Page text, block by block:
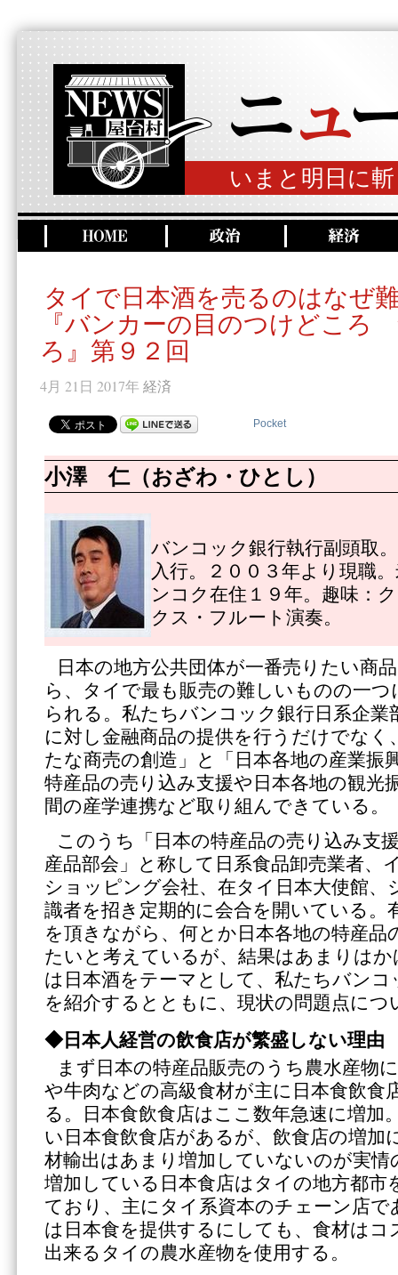
いまと明日に
タイで日本酒を売るのはなぜ
『バンカーの目のつけどころ
ろ』第９２回
4月 21日 2017年 経済
Pocket
小澤 仁（おざわ・ひとし）
バンコック銀行執行副頭取
入行。２００３年より現職
ンコク在住１９年。趣味：
クス・フルート演奏。
日本の地方公共団体が一番売りたい商
ら、タイで最も販売の難しいものの一つ
られる。私たちバンコック銀行日系企業
に対し金融商品の提供を行うだけでなく
たな商売の創造」と「日本各地の産業振
特産品の売り込み支援や日本各地の観光
間の産学連携など取り組んできている。
このうち「日本の特産品の売り込み支
産品部会」と称して日系食品卸売業者、
ショッピング会社、在タイ日本大使館、
識者を招き定期的に会合を開いている。
を頂きながら、何とか日本各地の特産品
たいと考えているが、結果はあまりは
は日本酒をテーマとして、私たちバン
を紹介するとともに、現状の問題点に
◆日本人経営の飲食店が繁盛しない理由
まず日本の特産品販売のうち農水産物
や牛肉などの高級食材が主に日本食飲食
る。日本食飲食店はここ数年急速に増加
い日本食飲食店があるが、飲食店の増加
材輸出はあまり増加していないのが実
増加している日本食店はタイの地方都市
ており、主にタイ系資本のチェーン店
は日本食を提供するにしても、食材は
出来るタイの農水産物を使用する。